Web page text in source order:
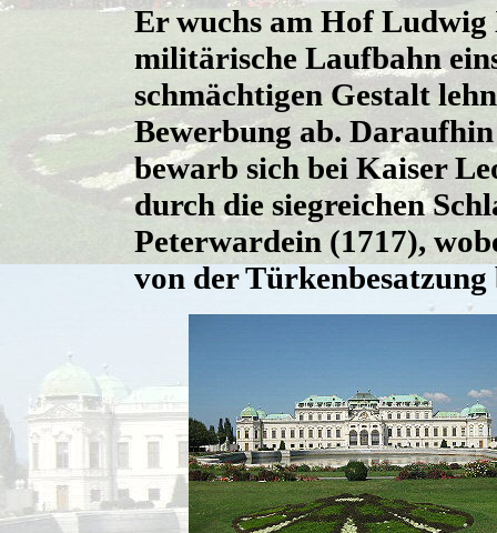
Er wuchs am Hof
militärische Laufbahn
schmächtigen Gestalt
Bewerbung ab.
bewarb sich bei Kaiser
durch die siegreichen
Peterwardein (1717),
von der